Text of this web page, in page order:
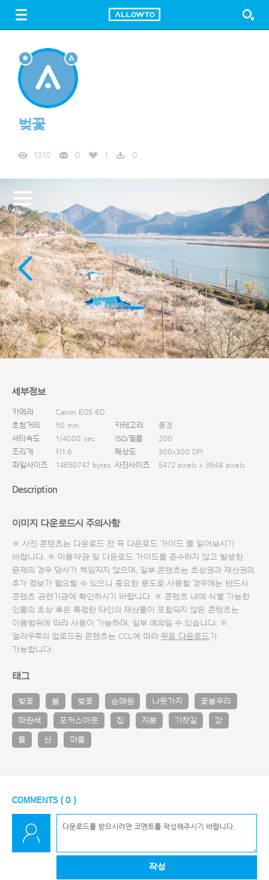
FREE DOWNLOAD
벚꽃
1310 0 1 0
세부정보
카메라
Canon EOS 6D
초첨거리
50 mm 카테고리
풍경
셔터속도
1/4000 sec ISO/필름
200
조리개
f/1.6 해상도
300x300 DPI
파일사이즈
14650747 bytes 사진사이즈 5472 pixels x 3648 pixels
Description
이미지 다운로드시 주의사항
※ 사진 콘텐츠는 다운로드 전 꼭 다운로드 가이드 를 읽어보시기
바랍니다. ※ 이용약관 및 다운로드 가이드를 준수하지 않고 발생한
문제의 경우 당사가 책임지지 않으며, 일부 콘텐츠는 초상권과 재산권의
추가 정보가 필요할 수 있으니 중요한 용도로 사용할 경우에는 반드시
콘텐츠 관련기관에 확인하시기 바랍니다. ※ 콘텐츠 내에 식별 가능한
인물의 초상 혹은 특정한 타인의 재산물이 포함되지 않은 콘텐츠는
이용범위에 따라 사용이 가능하며, 일부 예외일 수 있습니다. ※
얼라우투의 업로드된 콘텐츠는 CCL에 따라 무료 다운로드가
가능합니다.
태그
벚꽃 봄 벚꽃 순매원 나뭇가지 꽃봉우리
파란색 포커스아웃 집 지붕 기찻길 강
물 산 마을
COMMENTS ( 0 )
작성